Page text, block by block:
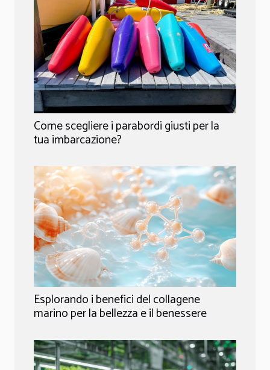
Come scegliere i parabordi giusti per la
tua imbarcazione?
Esplorando i benefici del collagene
marino per la bellezza e il benessere